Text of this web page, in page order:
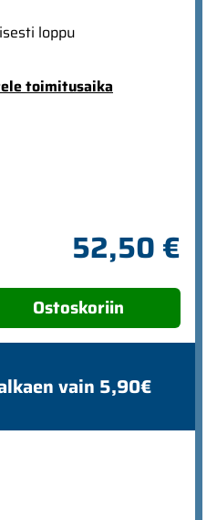
loppu
toimitusaika
52,50 €
Ostoskoriin
vain 5,90€